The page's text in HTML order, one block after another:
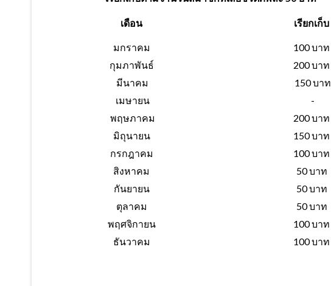
เดือน เรียกเก็บ
มกราคม
100 บาท
กุมภาพันธ์
200 บาท
มีนาคม
150 บาท
เมษายน
-
พฤษภาคม
200 บาท
มิถุนายน
150 บาท
กรกฎาคม
100 บาท
สิงหาคม
50 บาท
กันยายน
50 บาท
ตุลาคม
50 บาท
พฤศจิกายน
100 บาท
ธันวาคม
100 บาท